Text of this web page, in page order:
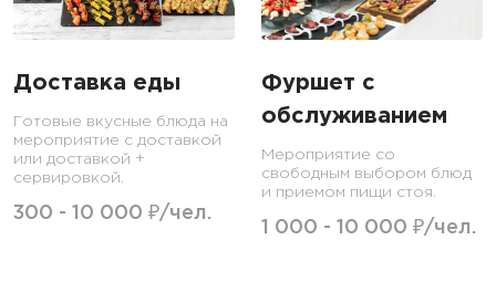
Доставка еды
Готовые вкусные блюда на
мероприятие с доставкой
или доставкой +
сервировкой.
300 - 10 000 ₽/чел.
Фуршет с
обслуживанием
Мероприятие со
свободным выбором блюд
и приемом пищи стоя.
1 000 - 10 000 ₽/чел.